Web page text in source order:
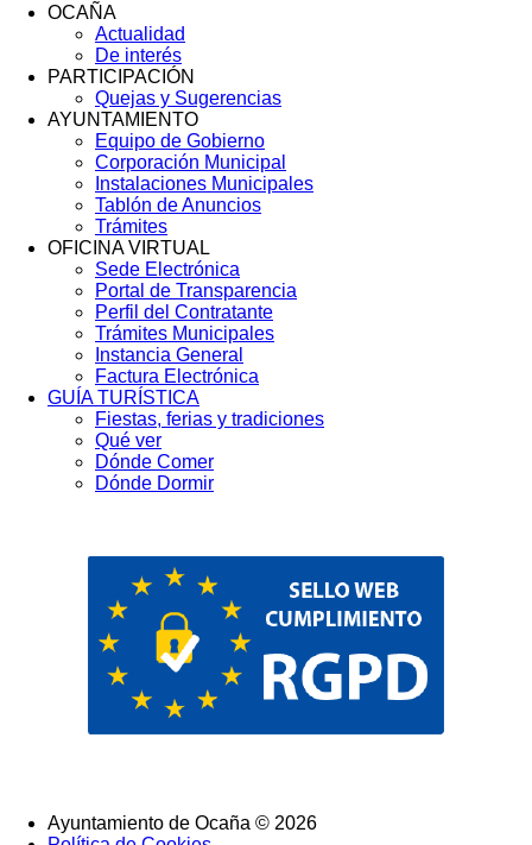
OCAÑA
Actualidad
De interés
PARTICIPACIÓN
Quejas y Sugerencias
AYUNTAMIENTO
Equipo de Gobierno
Corporación Municipal
Instalaciones Municipales
Tablón de Anuncios
Trámites
OFICINA VIRTUAL
Sede Electrónica
Portal de Transparencia
Perfil del Contratante
Trámites Municipales
Instancia General
Factura Electrónica
GUÍA TURÍSTICA
Fiestas, ferias y tradiciones
Qué ver
Dónde Comer
Dónde Dormir
Ayuntamiento de Ocaña © 2026